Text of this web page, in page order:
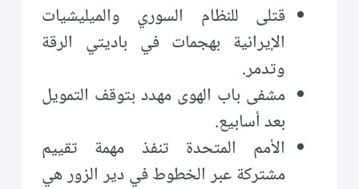
قتلى للنظام السوري والميليشيات
الإيرانية بهجمات في باديتي الرقة
وتدمر.
مشفى باب الهوى مهدد بتوقف التمويل
بعد أسابيع.
الأمم المتحدة تنفذ مهمة تقييم
مشتركة عبر الخطوط في دير الزور هي